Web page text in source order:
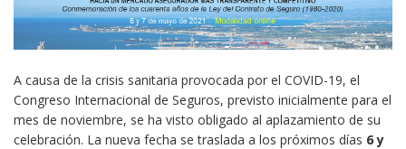
A causa de la crisis sanitaria provocada por el COVID-19, el
Congreso Internacional de Seguros, previsto inicialmente para el
mes de noviembre, se ha visto obligado al aplazamiento de su
celebración. La nueva fecha se traslada a los próximos días 6 y